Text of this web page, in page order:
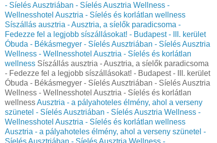
- Síelés Ausztriában - Síelés Ausztria Wellness -
Wellnesshotel Ausztria - Síelés és korlátlan wellness
Síszállás ausztria - Ausztria, a síelők paradicsoma -
Fedezze fel a legjobb síszállásokat! - Budapest - III. kerület
Óbuda - Békásmegyer - Síelés Ausztriában - Síelés Ausztria
Wellness - Wellnesshotel Ausztria - Síelés és korlátlan
wellness Síszállás ausztria - Ausztria, a síelők paradicsoma
- Fedezze fel a legjobb síszállásokat! - Budapest - III. kerület
Óbuda - Békásmegyer - Síelés Ausztriában - Síelés Ausztria
Wellness - Wellnesshotel Ausztria - Síelés és korlátlan
wellnessAusztria - a pályahoteles élmény, ahol a verseny
szünetel - Síelés Ausztriában - Síelés Ausztria Wellness -
Wellnesshotel Ausztria - Síelés és korlátlan wellness
Ausztria - a pályahoteles élmény, ahol a verseny szünetel -
Síelés Ausztriában - Síelés Ausztria Wellness -